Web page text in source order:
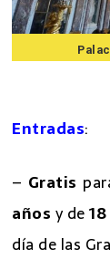
Entradas:
– Gratis
años y de
día de las